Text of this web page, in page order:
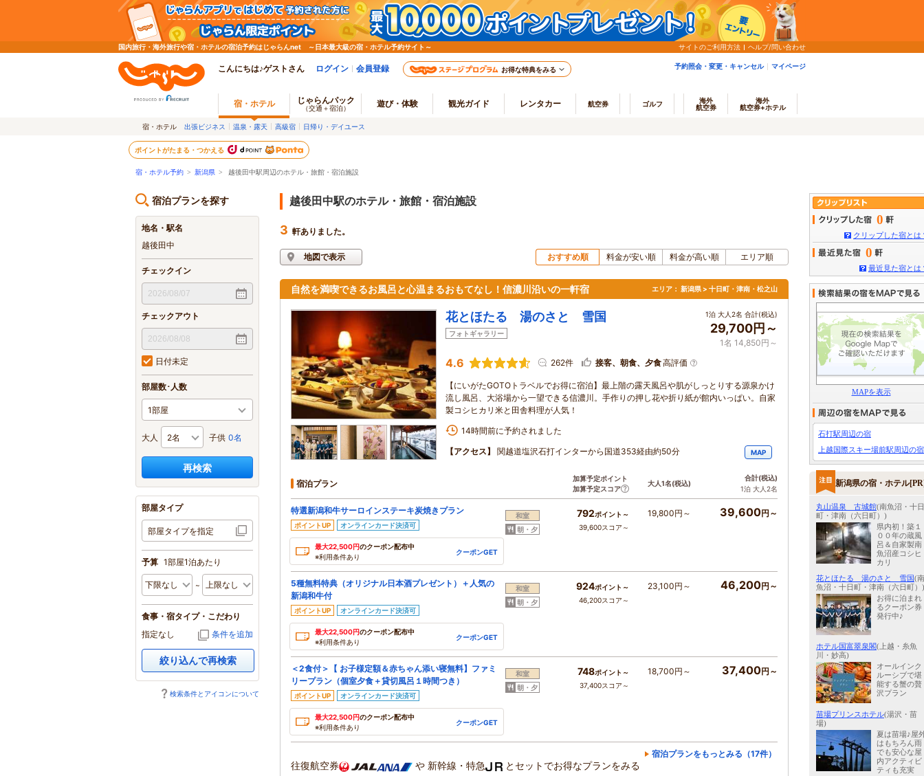
国内旅行・海外旅行や宿・ホテルの宿泊予約はじゃらんnet ～日本最大級の宿・ホテル予約サイト～ サイトのご利用方法 ヘルプ/問い合わせ
こんにちは♪ゲストさん ログイン 会員登録 お得な特典をみる 予約照会・変更・キャンセル マイページ
宿・ホテル じゃらんパック
（交通＋宿泊） 遊び・体験 観光ガイド レンタカー 航空券 ゴルフ
海外
航空券
海外
航空券+ホテル
宿・ホテル 出張ビジネス 温泉・露天 高級宿 日帰り・デイユース
ポイントがたまる・つかえる
宿・ホテル予約 > 新潟県 > 越後田中駅周辺のホテル・旅館・宿泊施設
宿泊プランを探す
地名・駅名
越後田中
チェックイン
チェックアウト
日付未定
部屋数･人数
大人 子供 0名
再検索
部屋タイプ
部屋タイプを指定
予算 1部屋1泊あたり
食事・宿タイプ・こだわり
指定なし
条件を追加
絞り込んで再検索
検索条件とアイコンについて
越後田中駅のホテル・旅館・宿泊施設
3 軒ありました。
地図で表示 おすすめ順 料金が安い順 料金が高い順 エリア順
自然を満喫できるお風呂と心温まるおもてなし！信濃川沿いの一軒宿 エリア： 新潟県 > 十日町・津南・松之山
花とほたる 湯のさと 雪国
フォトギャラリー
1泊 大人2名 合計(税込)
29,700円～
1名 14,850円～
4.6 262件 接客、朝食、夕食高評価
【にいがたGOTOトラベルでお得に宿泊】最上階の露天風呂や肌がしっとりする源泉かけ
流し風呂、大浴場から一望できる信濃川。手作りの押し花や折り紙が館内いっぱい。自家
製コシヒカリ米と田舎料理が人気！
14時間前に予約されました
【アクセス】
関越道塩沢石打インターから国道353経由約50分 MAP
宿泊プラン
加算予定ポイント
加算予定スコア
大人1名(税込)
合計(税込)
1泊 大人2名
特選新潟和牛サーロインステーキ炭焼きプラン
ポイントUP オンラインカード決済可
最大22,500円のクーポン配布中
※利用条件あり
クーポンGET
和室
朝・夕
792ポイント～
39,600スコア～
19,800円～ 39,600円～
5種無料特典（オリジナル日本酒プレゼント）＋人気の
新潟和牛付
ポイントUP オンラインカード決済可
最大22,500円のクーポン配布中
※利用条件あり
クーポンGET
和室
朝・夕
924ポイント～
46,200スコア～
23,100円～ 46,200円～
＜2食付＞【 お子様定額＆赤ちゃん添い寝無料】ファミ
リープラン（個室夕食＋貸切風呂１時間つき）
ポイントUP オンラインカード決済可
最大22,500円のクーポン配布中
※利用条件あり
クーポンGET
和室
朝・夕
748ポイント～
37,400スコア～
18,700円～ 37,400円～
宿泊プランをもっとみる（17件）
往復航空券 や 新幹線・特急 とセットでお得なプランをみる
0
クリップした宿とは
0
最近見た宿とは
MAPを表示
石打駅周辺の宿
上越国際スキー場前駅周辺の宿
新潟県の宿・ホテル
丸山温泉 古城館(南魚沼・十日
町・津南（六日町）)
県内初！築１
００年の蔵風
呂＆自家製南
魚沼産コシヒ
カリ
花とほたる 湯のさと 雪国(南
魚沼・十日町・津南（六日町）)
お得に泊まれ
るクーポン券
発行中♪
ホテル国富翠泉閣(上越・糸魚
川・妙高)
オールインク
ルーシブで堪
能する蟹の贅
沢プラン
苗場プリンスホテル(湯沢・苗
場)
夏は苗場♪屋
はもちろん雨
でも安心な屋
内アクティビ
ティも充実